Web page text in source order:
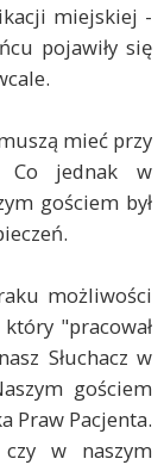
miejskiej -
pojawiły się
mieć przy
Co jednak w
gościem był
możliwości
"pracował
Słuchacz w
gościem
Praw Pacjenta.
w naszym